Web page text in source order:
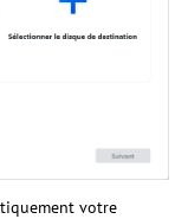
votre